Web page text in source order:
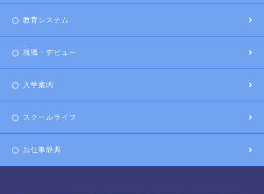
教育システム
就職・デビュー
入学案内
スクールライフ
お仕事辞典